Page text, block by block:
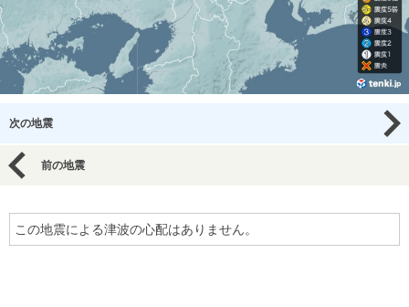
次の地震
前の地震
この地震による津波の心配はありません。